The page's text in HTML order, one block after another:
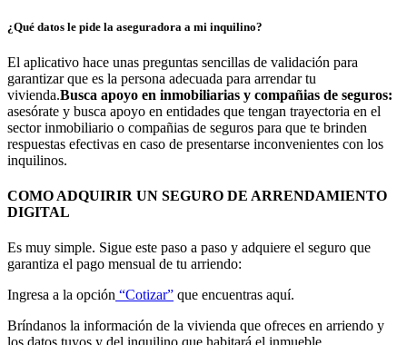
¿Qué datos le pide la aseguradora a mi inquilino?
El aplicativo hace unas preguntas sencillas de validación para
garantizar que es la persona adecuada para arrendar tu
vivienda.Busca apoyo en inmobiliarias y compañias de seguros:
asesórate y busca apoyo en entidades que tengan trayectoria en el
sector inmobiliario o compañias de seguros para que te brinden
respuestas efectivas en caso de presentarse inconvenientes con los
inquilinos.
COMO ADQUIRIR UN SEGURO DE ARRENDAMIENTO
DIGITAL
Es muy simple. Sigue este paso a paso y adquiere el seguro que
garantiza el pago mensual de tu arriendo:
Ingresa a la opción “Cotizar” que encuentras aquí.
Bríndanos la información de la vivienda que ofreces en arriendo y